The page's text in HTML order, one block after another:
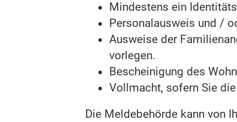
Mindestens ein
Personalausweis und /
Ausweise der
vorlegen.
Bescheinigung des
Vollmacht, sofern Sie
Die Meldebehörde kann von